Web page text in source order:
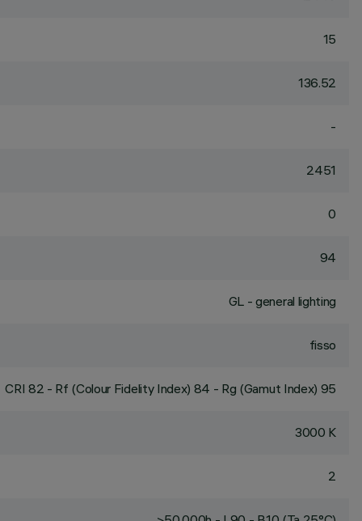
15
136.52
-
2451
0
94
GL - general lighting
fisso
CRI 82 - Rf (Colour Fidelity Index) 84 - Rg (Gamut Index) 95
3000 K
2